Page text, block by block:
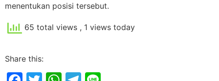
menentukan posisi tersebut.
65 total views , 1 views today
Share this: